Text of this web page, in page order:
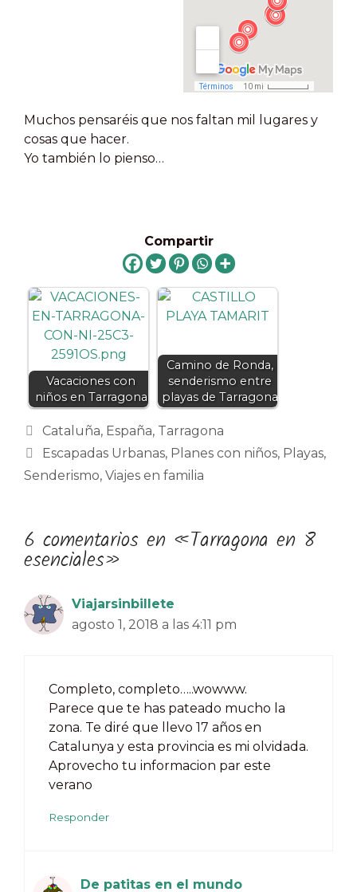
Muchos pensaréis que nos faltan mil lugares y
cosas que hacer.
Yo también lo pienso…
Compartir
Vacaciones con
niños en Tarragona
Camino de Ronda,
senderismo entre
playas de Tarragona
Categorías
Cataluña, España, Tarragona
Etiquetas
Escapadas Urbanas, Planes con niños, Playas,
Senderismo, Viajes en familia
6 comentarios en «Tarragona en 8
esenciales»
Viajarsinbillete
agosto 1, 2018 a las 4:11 pm
Completo, completo…..wowww.
Parece que te has pateado mucho la
zona. Te diré que llevo 17 años en
Catalunya y esta provincia es mi olvidada.
Aprovecho tu informacion par este
verano
Responder
De patitas en el mundo